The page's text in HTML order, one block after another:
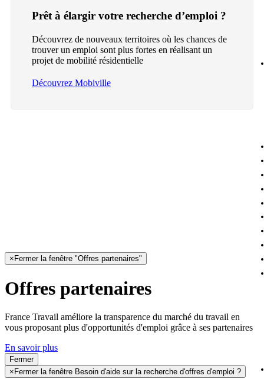
Prêt à élargir votre recherche d’emploi ?
Découvrez de nouveaux territoires où les chances de
trouver un emploi sont plus fortes en réalisant un
projet de mobilité résidentielle
Découvrez Mobiville
× Fermer la fenêtre "Offres partenaires"
Offres partenaires
France Travail améliore la transparence du marché du travail en
vous proposant plus d'opportunités d'emploi grâce à ses partenaires
En savoir plus
Fermer
× Fermer la fenêtre Besoin d'aide sur la recherche d'offres d'emploi ?